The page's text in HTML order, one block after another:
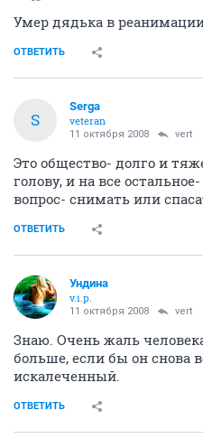
Умер дядька в
ОТВЕТИТЬ
S
Serga
veteran
11 октября 2008 vert
Это общество- долго и
голову, и на все
вопрос- снимать или
ОТВЕТИТЬ
Ундина
v.i.p.
11 октября 2008 vert
Знаю. Очень жаль
больше, если бы он снова
искалеченный.
ОТВЕТИТЬ